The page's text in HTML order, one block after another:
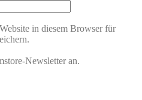
in diesem Browser für
Newsletter an.